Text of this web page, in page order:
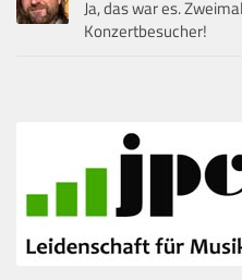
Ja, das war es.
Konzertbesucher!